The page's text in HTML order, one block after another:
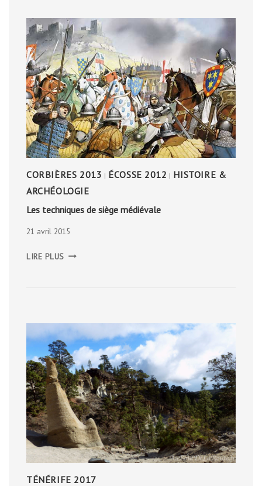
CORBIÈRES 2013 | ÉCOSSE 2012 | HISTOIRE &
ARCHÉOLOGIE
Les techniques de siège médiévale
21 avril 2015
LIRE PLUS TECHNIQUES
TÉNÉRIFE 2017